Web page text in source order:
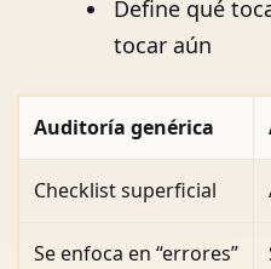
Define qué
tocar aún
Auditoría genérica
Checklist superficial
Se enfoca en “errores”